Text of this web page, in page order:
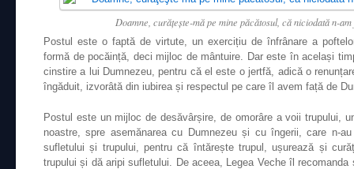
Doamne, curăţeşte-mă pe mine păcătosul, că niciodată n-
Postul este o faptă de virtute, un exercițiu de înfrânare a
formă de pocăință, deci mijloc de mântuire. Dar este în același
cinstire a lui Dumnezeu, pentru că el este o jertfă, adică o
îngăduit, izvorâtă din iubirea și respectul pe care îl avem față de
Postul este un mijloc de desăvârșire, de omorâre a voii trupului,
noastre, spre asemănarea cu Dumnezeu și cu îngerii, care n-
sufletului și trupului, pentru că întărește trupul, ușurează și
trupului și dă aripi sufletului. De aceea, Legea Veche îl